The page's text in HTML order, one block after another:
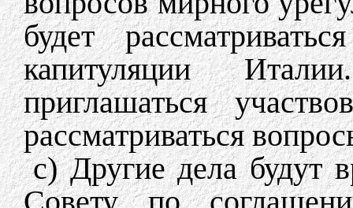
будет
капитуляции
приглашаться
рассматриваться
c) Другие дела будут